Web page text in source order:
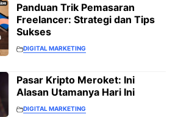
Panduan Trik Pemasaran
Freelancer: Strategi dan Tips
Sukses
DIGITAL MARKETING
Pasar Kripto Meroket: Ini
Alasan Utamanya Hari Ini
DIGITAL MARKETING